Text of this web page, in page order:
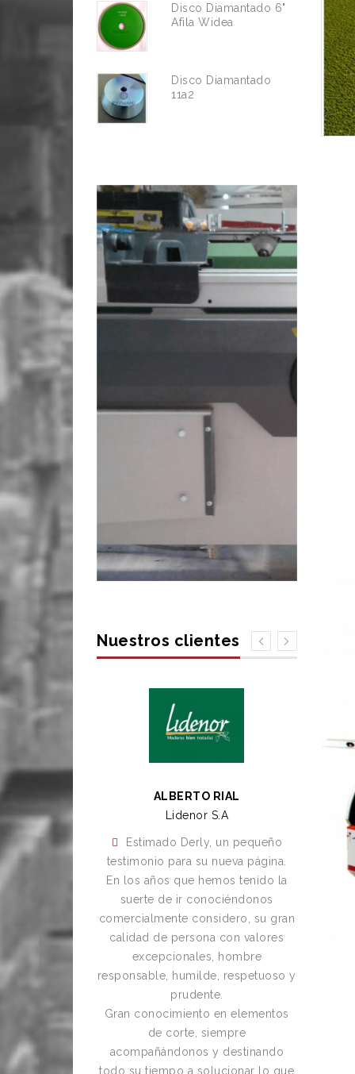
Disco Diamantado 6"
Afila Widea
Disco Diamantado
11a2
Nuestros clientes
ALBERTO RIAL
Lidenor S.A
Estimado Derly, un pequeño
testimonio para su nueva página.
En los años que hemos tenido la
suerte de ir conociéndonos
comercialmente considero, su gran
calidad de persona con valores
excepcionales, hombre
responsable, humilde, respetuoso y
prudente.
Gran conocimiento en elementos
de corte, siempre
acompañándonos y destinando
todo su tiempo a solucionar lo que